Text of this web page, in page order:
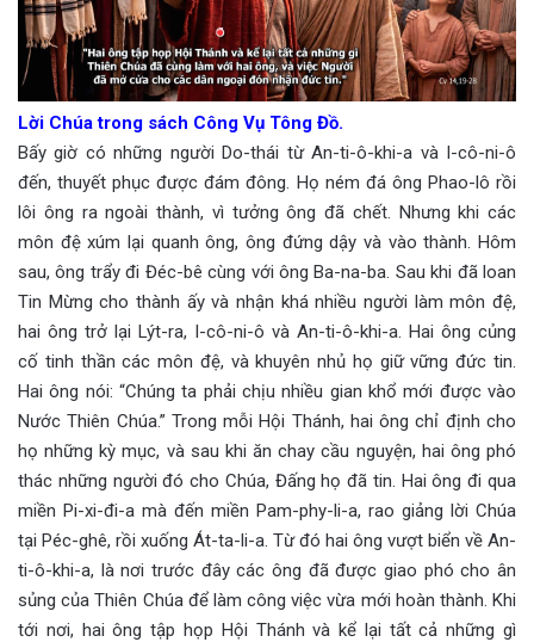
Lời Chúa trong sách Công Vụ Tông Đồ.
Bấy giờ có những người Do-thái từ An-ti-ô-khi-a và I-cô-ni-ô
đến, thuyết phục được đám đông. Họ ném đá ông Phao-lô rồi
lôi ông ra ngoài thành, vì tưởng ông đã chết. Nhưng khi các
môn đệ xúm lại quanh ông, ông đứng dậy và vào thành. Hôm
sau, ông trẩy đi Đéc-bê cùng với ông Ba-na-ba. Sau khi đã loan
Tin Mừng cho thành ấy và nhận khá nhiều người làm môn đệ,
hai ông trở lại Lýt-ra, I-cô-ni-ô và An-ti-ô-khi-a. Hai ông củng
cố tinh thần các môn đệ, và khuyên nhủ họ giữ vững đức tin.
Hai ông nói: “Chúng ta phải chịu nhiều gian khổ mới được vào
Nước Thiên Chúa.” Trong mỗi Hội Thánh, hai ông chỉ định cho
họ những kỳ mục, và sau khi ăn chay cầu nguyện, hai ông phó
thác những người đó cho Chúa, Đấng họ đã tin. Hai ông đi qua
miền Pi-xi-đi-a mà đến miền Pam-phy-li-a, rao giảng lời Chúa
tại Péc-ghê, rồi xuống Át-ta-li-a. Từ đó hai ông vượt biển về An-
ti-ô-khi-a, là nơi trước đây các ông đã được giao phó cho ân
sủng của Thiên Chúa để làm công việc vừa mới hoàn thành. Khi
tới nơi, hai ông tập họp Hội Thánh và kể lại tất cả những gì